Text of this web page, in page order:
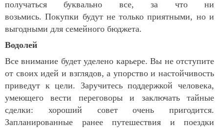
получаться буквально все, за что ни
возьмись. Покупки будут не только приятными, но и
выгодными для семейного бюджета.
Водолей
Все внимание будет уделено карьере. Вы не отступите
от своих идей и взглядов, а упорство и настойчивость
приведут к цели. Заручитесь поддержкой человека,
умеющего вести переговоры и заключать тайные
сделки: хороший совет очень пригодится.
Запланированные ранее путешествия и поездки